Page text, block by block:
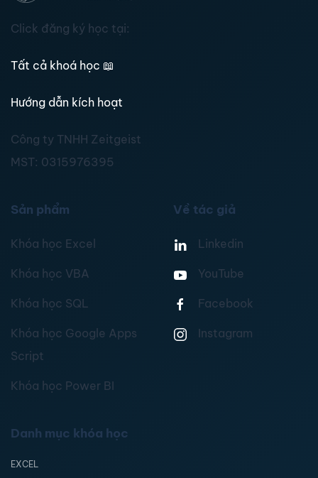
Click đăng ký học tại:
Tất cả khoá học 📖
Hướng dẫn kích hoạt
Công ty TNHH Zeitgeist
MST: 0315976395
Sản phẩm
Khóa học Excel
Khóa học VBA
Khóa học SQL
Khóa học Google Apps
Script
Khóa học Power BI
Về tác giả
Linkedin
YouTube
Facebook
Instagram
Danh mục khóa học
EXCEL